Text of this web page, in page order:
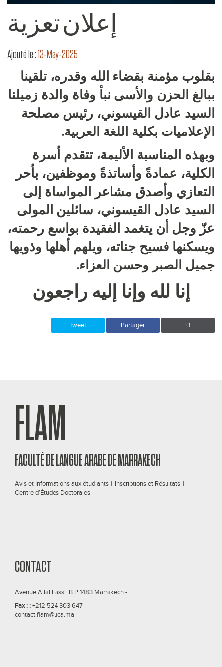
إعلان تعزية
Ajouté le :13-May-2025
بقلوب مؤمنة بقضاء الله وقدره، تلقينا
ببالغ الحزن والأسى نبأ وفاة والدة زميلنا
السيد عادل القيسوني، رئيس مصلحة
الإعلاميات بكلية اللغة العربية.
وبهذه المناسبة الأليمة، تتقدم أسرة
الكلية، عمادةً وأساتذةً وموظفين، بأحر
التعازي وأصدق مشاعر المواساة إلى
السيد عادل القيسوني، سائلين المولى
عزّ وجل أن يتغمد الفقيدة بواسع رحمته،
ويسكنها فسيح جناته، ويلهم أهلها وذويها
جميل الصبر وحسن العزاء.
إنا لله وإنا إليه راجعون
Tweet Partager +1
FLAM
FACULTÉ DE LANGUE ARABE DE MARRAKECH
Avis et Informations aux étudiants | Inscriptions et Résultats |
Centre d’Études Doctorales
CONTACT
Avenue Allal Fassi. B.P 1483 Marrakech -
Fax : :+212 524 303 647
contact.flam@uca.ma